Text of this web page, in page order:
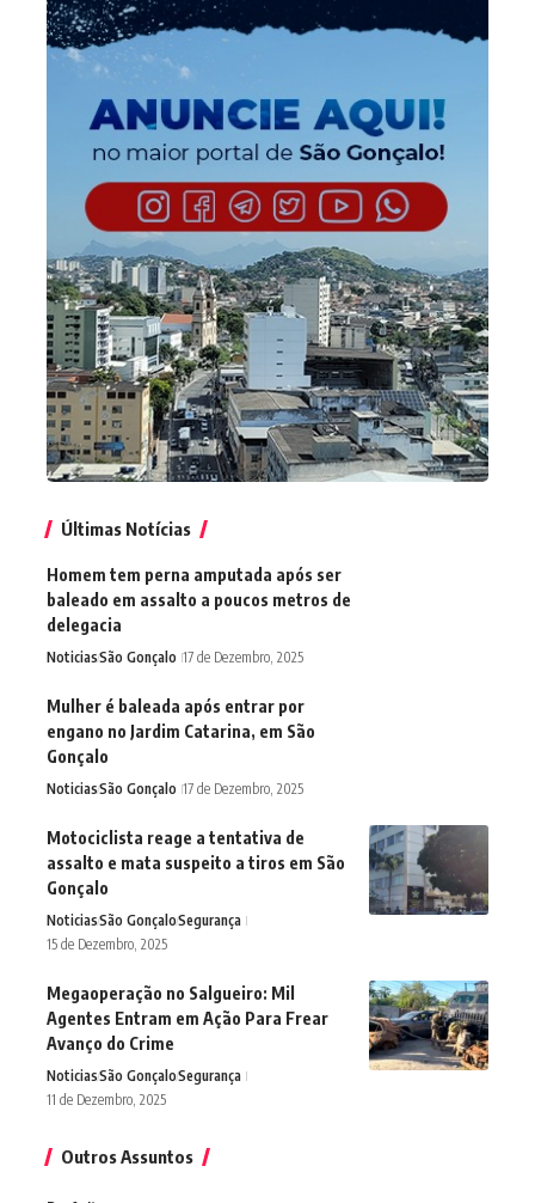
Últimas Notícias
Homem tem perna amputada após ser
baleado em assalto a poucos metros de
delegacia
NoticiasSão Gonçalo 17 de Dezembro, 2025
Mulher é baleada após entrar por
engano no Jardim Catarina, em São
Gonçalo
NoticiasSão Gonçalo 17 de Dezembro, 2025
Motociclista reage a tentativa de
assalto e mata suspeito a tiros em São
Gonçalo
NoticiasSão GonçaloSegurança
15 de Dezembro, 2025
Megaoperação no Salgueiro: Mil
Agentes Entram em Ação Para Frear
Avanço do Crime
NoticiasSão GonçaloSegurança
11 de Dezembro, 2025
Outros Assuntos